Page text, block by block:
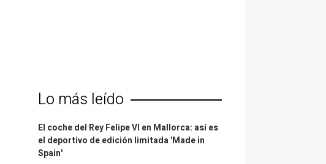
Lo más leído
El coche del Rey Felipe VI en Mallorca: así es
el deportivo de edición limitada 'Made in
Spain'